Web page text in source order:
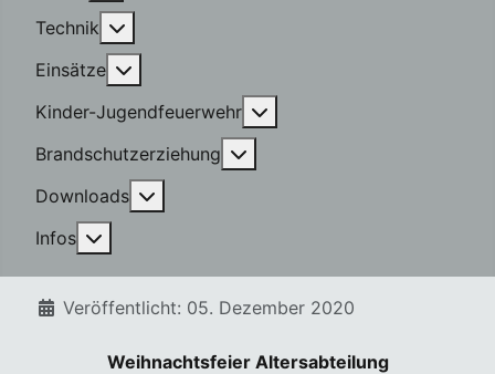
Technik
Einsätze
Kinder-Jugendfeuerwehr
Brandschutzerziehung
Downloads
Infos
Details
Veröffentlicht: 05. Dezember 2020
Weihnachtsfeier Altersabteilung